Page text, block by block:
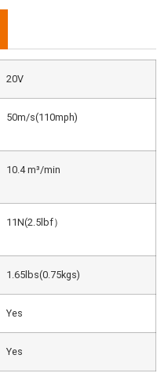
20V
50m/s(110mph)
10.4 m³/min
11N(2.5lbf）
1.65lbs(0.75kgs)
Yes
Yes